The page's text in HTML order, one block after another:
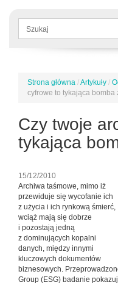
Formularz
Jesteś
tutaj
Strona główna /Artykuły /
cyfrowe to tykająca bomba
Czy twoje
tykająca
15/12/2010
Archiwa taśmowe, mimo iż
przewiduje się wycofanie ich
z użycia i ich rynkową śmierć,
wciąż mają się dobrze
i pozostają jedną
z dominujących kopalni
danych, między innymi
kluczowych dokumentów
biznesowych.
Group (ESG) badanie